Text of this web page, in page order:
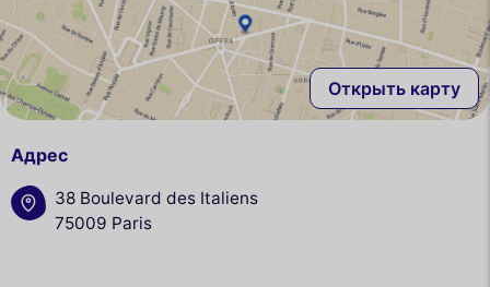
Открыть карту
Адрес
38 Boulevard des Italiens
75009 Paris